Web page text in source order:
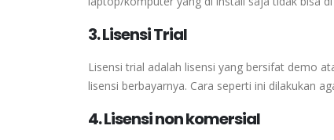
3. Lisensi Trial
Lisensi trial adalah lisensi yang bersifat demo
lisensi berbayarnya. Cara seperti ini dilakukan
4. Lisensi non komersial